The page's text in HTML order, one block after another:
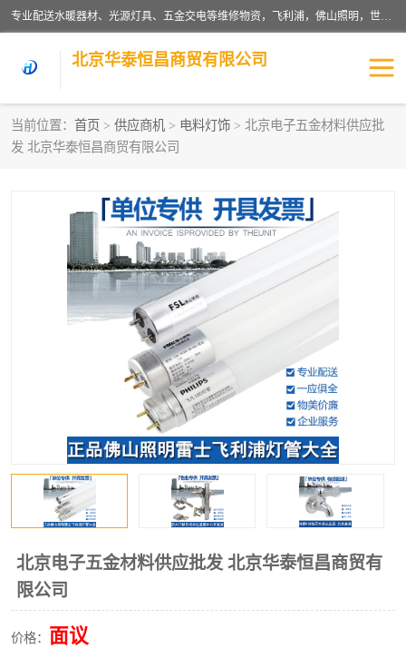
专业配送水暖器材、光源灯具、五金交电等维修物资，飞利浦，佛山照明，世达，博世，九牧，特陶等各产品涉及国内外知名品牌。公司专注与物业、学校、酒店、工厂等单位合作，提供一站式配送服务，降低客户综合成本。依托电子商务改变传统模式，以专业的团队为客户提供24H物资配送到达，货到月结、统一开票，便捷退换等服务，提高了企业的运营效率。
北京华泰恒昌商贸有限公司
当前位置： 首页 > 供应商机 > 电料灯饰 > 北京电子五金材料供应批
发 北京华泰恒昌商贸有限公司
北京电子五金材料供应批发 北京华泰恒昌商贸有
限公司
价格： 面议
水暖阀门
涂料辅材